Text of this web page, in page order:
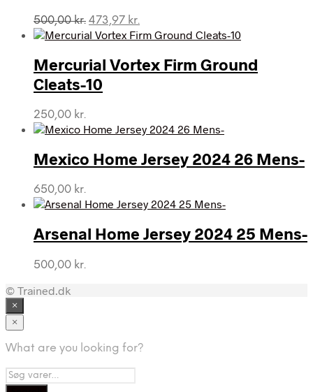
500,00kr. Den
oprindelige
var:
500,00 kr..
473,97 kr.
aktuelle
er:
473,97 kr..
Mercurial Vortex Firm Ground
Cleats-10
250,00 kr.
Mexico Home Jersey 2024 26 Mens-
650,00 kr.
Arsenal Home Jersey 2024 25 Mens-
500,00 kr.
© Trained.dk
×
×
What are you looking for?